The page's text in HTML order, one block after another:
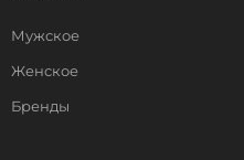
Мужское
Женское
Бренды